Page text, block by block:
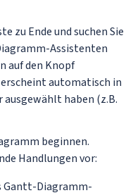
zu Ende und suchen Sie
Assistenten
auf den Knopf
automatisch in
ausgewählt haben (z.B.
beginnen.
Handlungen vor:
Gantt-Diagramm-